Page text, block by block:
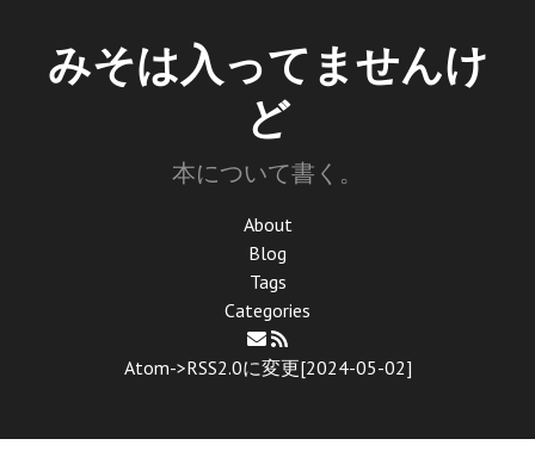
みそは入ってませんけ
ど
本について書く。
About
Blog
Tags
Categories
Atom->RSS2.0に変更[2024-05-02]